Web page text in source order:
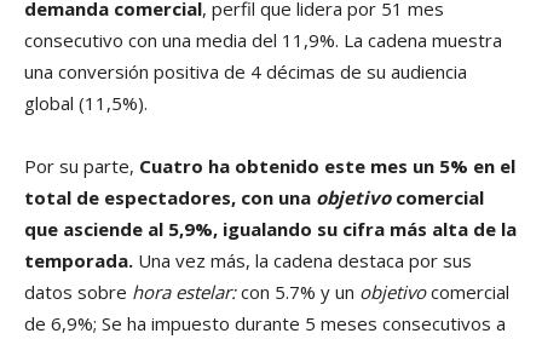
demanda comercial, perfil que lidera por 51 mes
consecutivo con una media del 11,9%. La cadena muestra
una conversión positiva de 4 décimas de su audiencia
global (11,5%).
Por su parte, Cuatro ha obtenido este mes un 5% en el
total de espectadores, con una objetivocomercial
que asciende al 5,9%, igualando su cifra más alta de la
temporada. Una vez más, la cadena destaca por sus
datos sobre hora estelar:con 5.7% y un objetivocomercial
de 6,9%; Se ha impuesto durante 5 meses consecutivos a